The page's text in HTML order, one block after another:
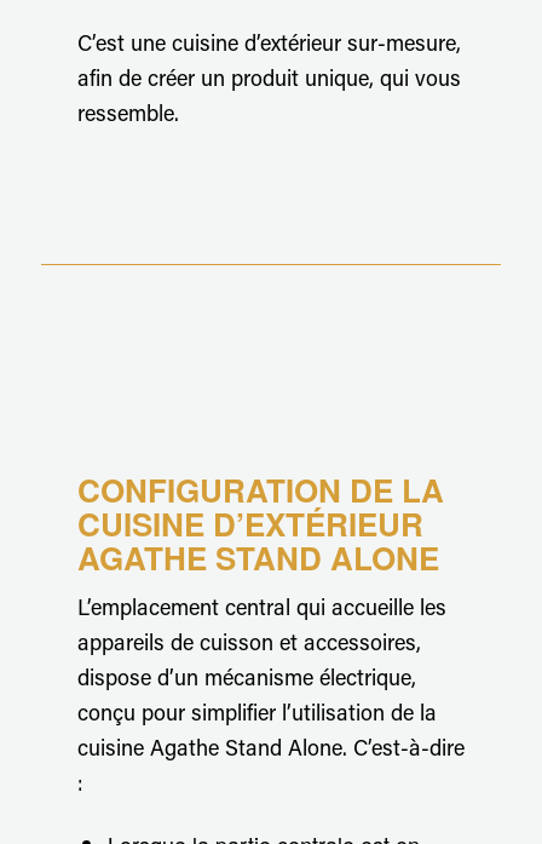
C’est une cuisine d’extérieur sur-mesure,
afin de créer un produit unique, qui vous
ressemble.
CONFIGURATION DE LA
CUISINE D’EXTÉRIEUR
AGATHE STAND ALONE
L’emplacement central qui accueille les
appareils de cuisson et accessoires,
dispose d’un mécanisme électrique,
conçu pour simplifier l’utilisation de la
cuisine Agathe Stand Alone. C’est-à-dire
: